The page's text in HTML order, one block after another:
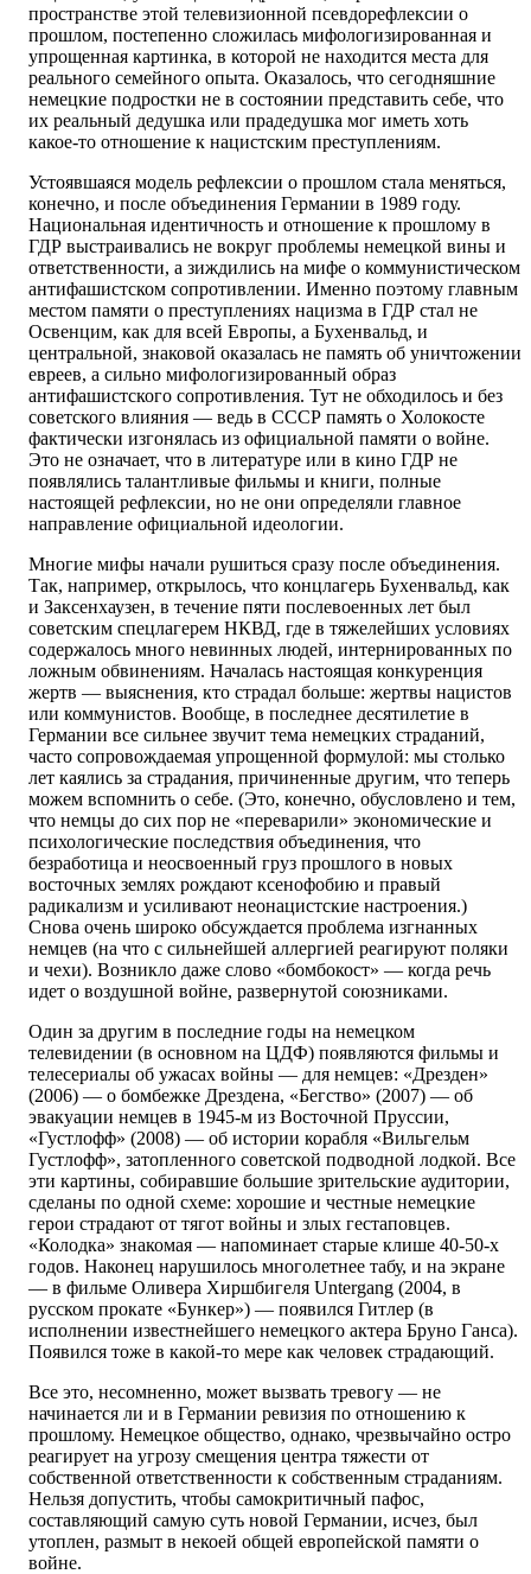
пространстве этой телевизионной псевдорефлексии о
прошлом, постепенно сложилась мифологизированная и
упрощенная картинка, в которой не находится места для
реального семейного опыта. Оказалось, что сегодняшние
немецкие подростки не в состоянии представить себе, что
их реальный дедушка или прадедушка мог иметь хоть
какое-то отношение к нацистским преступлениям.
Устоявшаяся модель рефлексии о прошлом стала меняться,
конечно, и после объединения Германии в 1989 году.
Национальная идентичность и отношение к прошлому в
ГДР выстраивались не вокруг проблемы немецкой вины и
ответственности, а зиждились на мифе о коммунистическом
антифашистском сопротивлении. Именно поэтому главным
местом памяти о преступлениях нацизма в ГДР стал не
Освенцим, как для всей Европы, а Бухенвальд, и
центральной, знаковой оказалась не память об уничтожении
евреев, а сильно мифологизированный образ
антифашистского сопротивления. Тут не обходилось и без
советского влияния — ведь в СССР память о Холокосте
фактически изгонялась из официальной памяти о войне.
Это не означает, что в литературе или в кино ГДР не
появлялись талантливые фильмы и книги, полные
настоящей рефлексии, но не они определяли главное
направление официальной идеологии.
Многие мифы начали рушиться сразу после объединения.
Так, например, открылось, что концлагерь Бухенвальд, как
и Заксенхаузен, в течение пяти послевоенных лет был
советским спецлагерем НКВД, где в тяжелейших условиях
содержалось много невинных людей, интернированных по
ложным обвинениям. Началась настоящая конкуренция
жертв — выяснения, кто страдал больше: жертвы нацистов
или коммунистов. Вообще, в последнее десятилетие в
Германии все сильнее звучит тема немецких страданий,
часто сопровождаемая упрощенной формулой: мы столько
лет каялись за страдания, причиненные другим, что теперь
можем вспомнить о себе. (Это, конечно, обусловлено и тем,
что немцы до сих пор не «переварили» экономические и
психологические последствия объединения, что
безработица и неосвоенный груз прошлого в новых
восточных землях рождают ксенофобию и правый
радикализм и усиливают неонацистские настроения.)
Снова очень широко обсуждается проблема изгнанных
немцев (на что с сильнейшей аллергией реагируют поляки
и чехи). Возникло даже слово «бомбокост» — когда речь
идет о воздушной войне, развернутой союзниками.
Один за другим в последние годы на немецком
телевидении (в основном на ЦДФ) появляются фильмы и
телесериалы об ужасах войны — для немцев: «Дрезден»
(2006) — о бомбежке Дрездена, «Бегство» (2007) — об
эвакуации немцев в 1945-м из Восточной Пруссии,
«Густлофф» (2008) — об истории корабля «Вильгельм
Густлофф», затопленного советской подводной лодкой. Все
эти картины, собиравшие большие зрительские аудитории,
сделаны по одной схеме: хорошие и честные немецкие
герои страдают от тягот войны и злых гестаповцев.
«Колодка» знакомая — напоминает старые клише 40-50-х
годов. Наконец нарушилось многолетнее табу, и на экране
— в фильме Оливера Хиршбигеля Untergang (2004, в
русском прокате «Бункер») — появился Гитлер (в
исполнении известнейшего немецкого актера Бруно Ганса).
Появился тоже в какой-то мере как человек страдающий.
Все это, несомненно, может вызвать тревогу — не
начинается ли и в Германии ревизия по отношению к
прошлому. Немецкое общество, однако, чрезвычайно остро
реагирует на угрозу смещения центра тяжести от
собственной ответственности к собственным страданиям.
Нельзя допустить, чтобы самокритичный пафос,
составляющий самую суть новой Германии, исчез, был
утоплен, размыт в некоей общей европейской памяти о
войне.